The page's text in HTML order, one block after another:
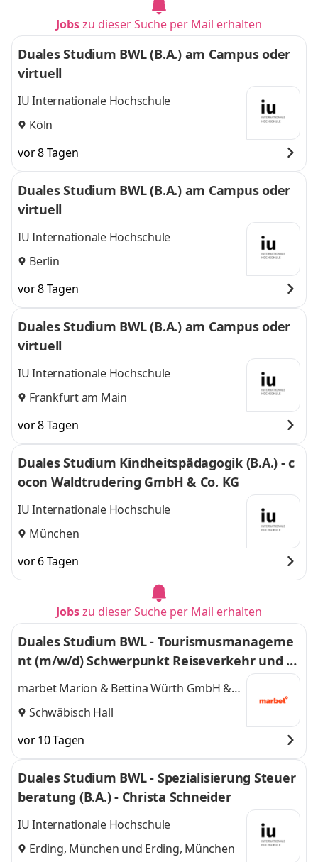
Jobszu dieser Suche per Mail erhalten
Duales Studium BWL (B.A.) am Campus oder
virtuell
IU Internationale Hochschule
Köln
vor 8 Tagen
Duales Studium BWL (B.A.) am Campus oder
virtuell
IU Internationale Hochschule
Berlin
vor 8 Tagen
Duales Studium BWL (B.A.) am Campus oder
virtuell
IU Internationale Hochschule
Frankfurt am Main
vor 8 Tagen
Duales Studium Kindheitspädagogik (B.A.) - c
ocon Waldtrudering GmbH & Co. KG
IU Internationale Hochschule
München
vor 6 Tagen
Jobszu dieser Suche per Mail erhalten
Duales Studium BWL - Tourismusmanageme
nt (m/w/d) Schwerpunkt Reiseverkehr und R
eisevertrieb
marbet Marion & Bettina Würth GmbH &
Co. KG
Schwäbisch Hall
vor 10 Tagen
Duales Studium BWL - Spezialisierung Steuer
beratung (B.A.) - Christa Schneider
IU Internationale Hochschule
Erding, München und Erding, München